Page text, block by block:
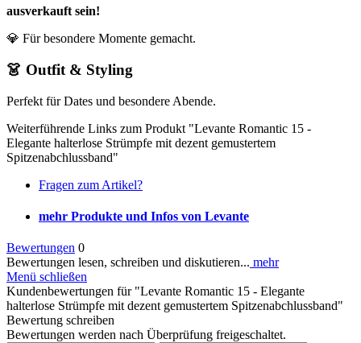
ausverkauft sein!
💎 Für besondere Momente gemacht.
👗 Outfit & Styling
Perfekt für Dates und besondere Abende.
Weiterführende Links zum Produkt "Levante Romantic 15 -
Elegante halterlose Strümpfe mit dezent gemustertem
Spitzenabchlussband"
Fragen zum Artikel?
mehr Produkte und Infos von Levante
Bewertungen 0
Bewertungen lesen, schreiben und diskutieren... mehr
Menü schließen
Kundenbewertungen für "Levante Romantic 15 - Elegante
halterlose Strümpfe mit dezent gemustertem Spitzenabchlussband"
Bewertung schreiben
Bewertungen werden nach Überprüfung freigeschaltet.